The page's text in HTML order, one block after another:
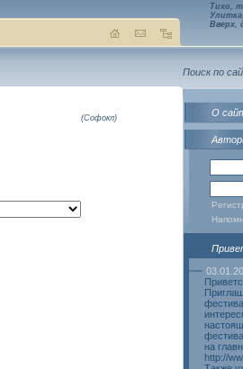
(Софокл)
Тихо,
Вверх,
Поиск по
О
на
http://